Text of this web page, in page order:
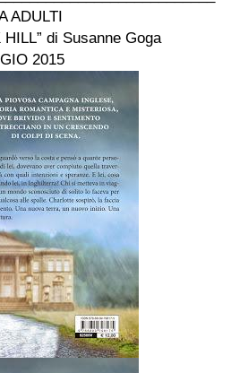
ADULTI
di Susanne Goga
2015